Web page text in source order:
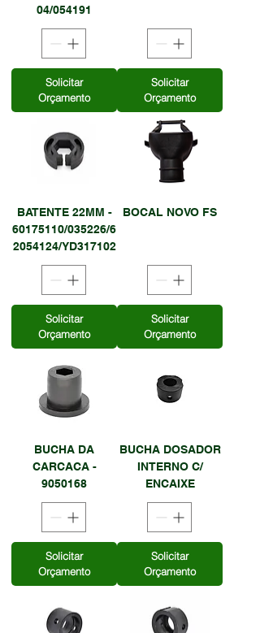
04/054191
Solicitar
Orçamento
Solicitar
Orçamento
BATENTE 22MM -
60175110/035226/6
2054124/YD317102
Solicitar
Orçamento
BOCAL NOVO FS
Solicitar
Orçamento
BUCHA DA
CARCACA -
9050168
Solicitar
Orçamento
BUCHA DOSADOR
INTERNO C/
ENCAIXE
Solicitar
Orçamento